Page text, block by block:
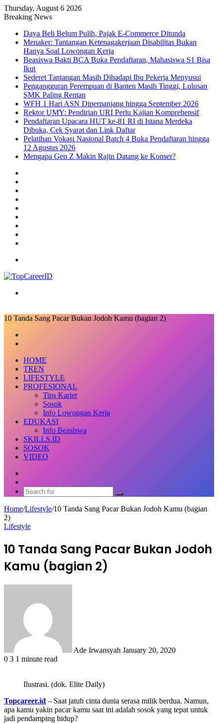
Thursday, August 6 2026
Breaking News
Daya Beli Belum Pulih, Pajak E-Commerce Ditunda
Menaker: Tantangan Ketenagakerjaan Disabilitas Bukan
Hanya Soal Lowongan Kerja
Beasiswa Bakti BCA Buka Pendaftaran, Mahasiswa S1 Bisa
Ikut
Sederet Tantangan Masih Dihadapi Ibu Pekerja Menyusui
Pengangguran Perempuan di Banten Masih Tinggi, Lulusan
SMK Paling Rentan
WFH 1 Hari ASN Diperpanjang hingga September 2026
Rektor UMY: Pendirian URI Perlu Kajian Komprehensif
Pendaftaran Upacara HUT ke-81 RI di Istana Merdeka
Dibuka, Cek Syarat dan Link Daftar
Pelatihan Vokasi Nasional Batch 4 Buka Pendaftaran hingga
12 Agustus 2026
Mengapa Gen Z Makin Rajin Datang ke Konser?
10 Tanda Sang Pacar Bukan Jodoh Kamu (bagian 2)
Email
HOME
TREN
LIFESTYLE
PROFESIONAL
Tips Karier
Sosok
Info Lowongan Kerja
EDUKASI
Info Beasiswa
SKILLS.ID
SOSOK
VIDEO
skin
Search
for
Home/Lifestyle/10 Tanda Sang Pacar Bukan Jodoh Kamu (bagian
2)
Lifestyle
10 Tanda Sang Pacar Bukan Jodoh
Kamu (bagian 2)
Ade Irwansyah January 20, 2020
0 3 1 minute read
Ilustrasi. (dok. Elite Daily)
Topcareer.id – Saat jatuh cinta dunia serasa milik berdua. Namun,
apa kamu yakin pacar kamu saat ini adalah sosok yang tepat untuk
jadi pendamping hidup?